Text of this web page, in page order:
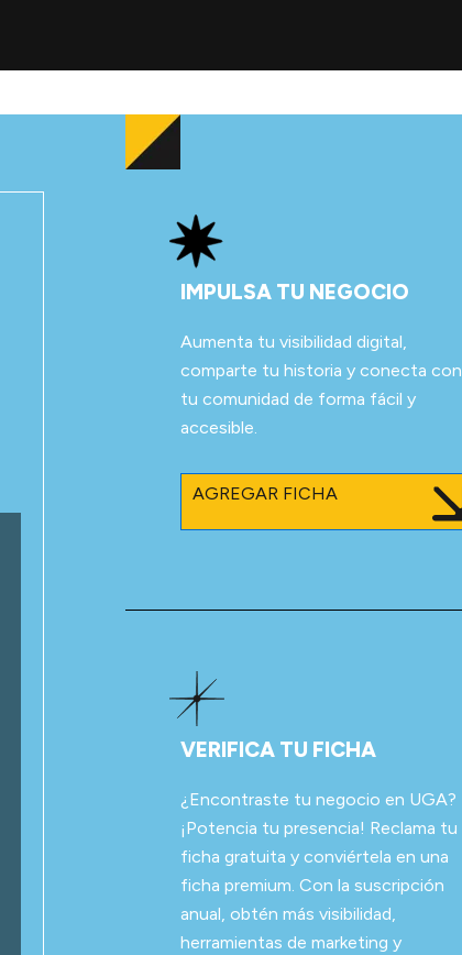
IMPULSA TU NEGOCIO
Aumenta tu visibilidad digital,
comparte tu historia y conecta con
tu comunidad de forma fácil y
accesible.
AGREGAR FICHA
VERIFICA TU FICHA
¿Encontraste tu negocio en UGA?
¡Potencia tu presencia! Reclama tu
ficha gratuita y conviértela en una
ficha premium. Con la suscripción
anual, obtén más visibilidad,
herramientas de marketing y